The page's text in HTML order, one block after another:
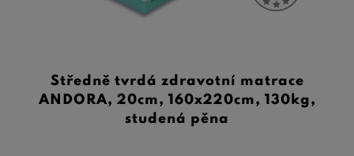
Středně tvrdá zdravotní matrace
ANDORA, 20cm, 160x220cm, 130kg,
studená pěna